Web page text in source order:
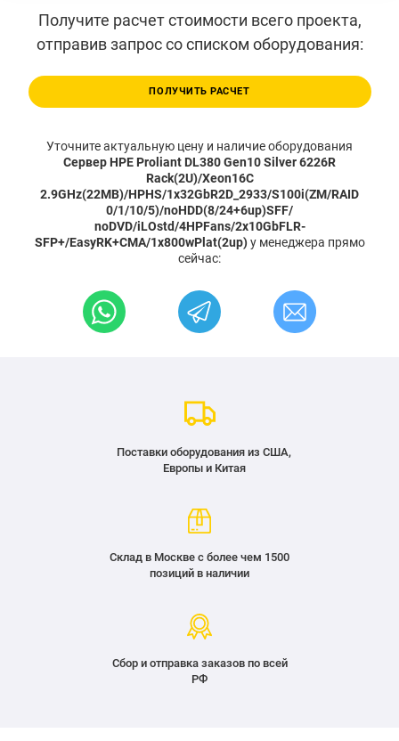
Получите расчет стоимости всего проекта,
отправив запрос со списком оборудования:
ПОЛУЧИТЬ РАСЧЕТ
Уточните актуальную цену и наличие оборудования
Сервер HPE Proliant DL380 Gen10 Silver 6226R
Rack(2U)/Xeon16C
2.9GHz(22MB)/HPHS/1x32GbR2D_2933/S100i(ZM/RAID
0/1/10/5)/noHDD(8/24+6up)SFF/
noDVD/iLOstd/4HPFans/2x10GbFLR-
SFP+/EasyRK+CMA/1x800wPlat(2up)у менеджера прямо
сейчас:
Поставки оборудования из США,
Европы и Китая
Склад в Москве с более чем 1500
позиций в наличии
Сбор и отправка заказов по всей
РФ